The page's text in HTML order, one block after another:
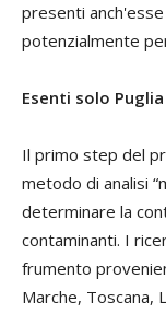
presenti
potenzialmente
Esenti solo
Il primo step del
metodo di analisi
determinare la
contaminanti. I
frumento
Marche, Toscana,